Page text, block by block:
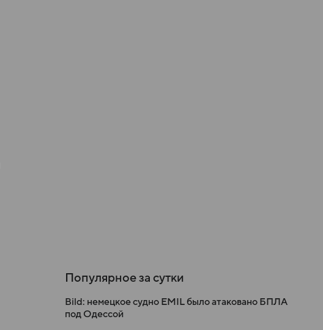
Популярное за сутки
Bild: немецкое судно EMIL было атаковано БПЛА
под Одессой